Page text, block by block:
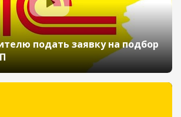
подать заявку на подбор